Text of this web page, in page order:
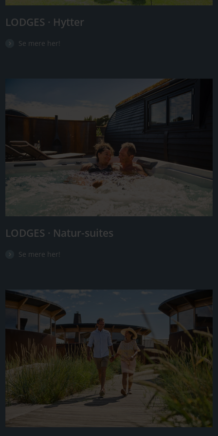
LODGES · Hytter
Se mere her!
LODGES · Natur-suites
Se mere her!